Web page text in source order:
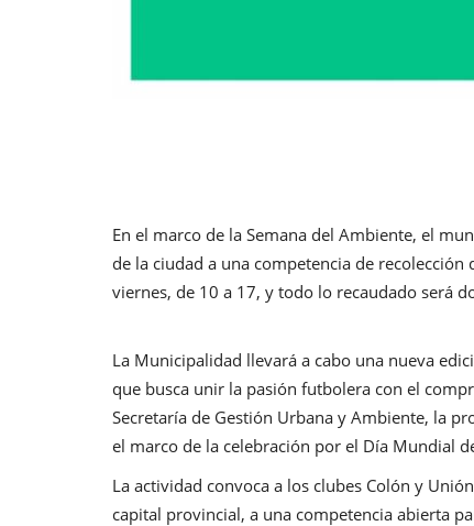
En el marco de la Semana del Ambiente, el
de la ciudad a una competencia de recolección
viernes, de 10 a 17, y todo lo recaudado será
La Municipalidad llevará a cabo una nueva
que busca unir la pasión futbolera con el
Secretaría de Gestión Urbana y Ambiente, la
el marco de la celebración por el Día Mundial
La actividad convoca a los clubes Colón y
capital provincial, a una competencia abierta